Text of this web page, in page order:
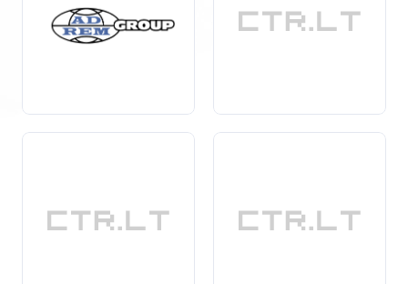
sprendimus, kad pagerintų savo veiklą ir užtikrintų
klientų pasitenkinimą.